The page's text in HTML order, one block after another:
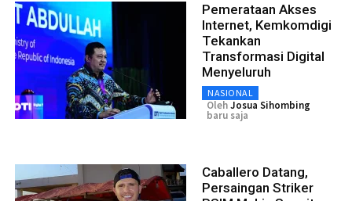
Pemerataan Akses
Internet, Kemkomdigi
Tekankan
Transformasi Digital
Menyeluruh
NASIONAL
OlehJosua Sihombing
baru saja
Caballero Datang,
Persaingan Striker